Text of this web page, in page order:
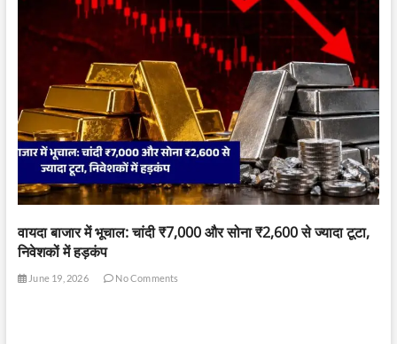
वायदा बाजार में भूचाल: चांदी ₹7,000 और सोना ₹2,600 से ज्यादा टूटा,
निवेशकों में हड़कंप
June 19, 2026 No Comments